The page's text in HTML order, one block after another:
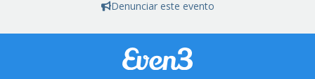
Denunciar este evento